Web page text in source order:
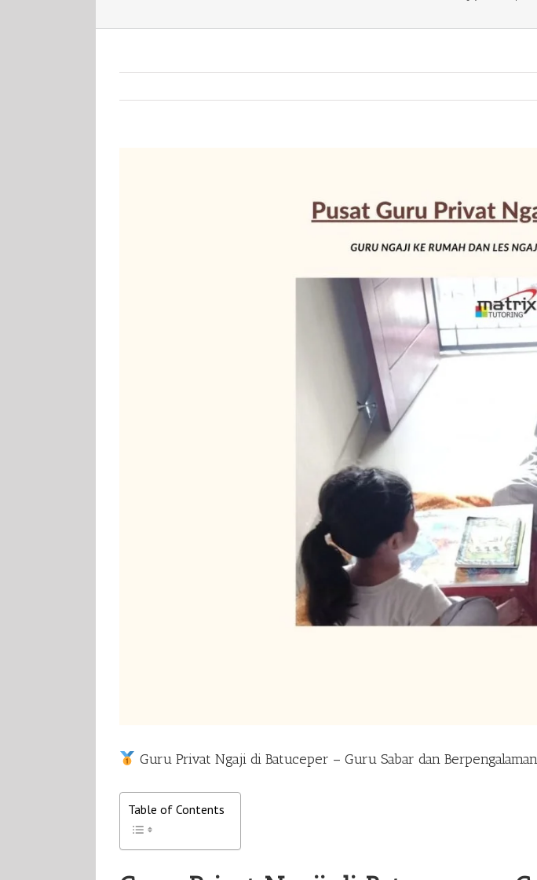
Guru Privat Ngaji di Batuceper – Guru Sabar dan Berpengalaman
Table of Contents